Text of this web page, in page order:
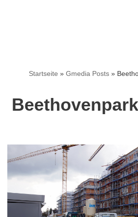
Startseite » Gmedia Posts»